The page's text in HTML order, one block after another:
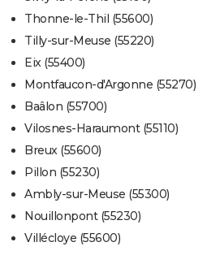
Thonne-le-Thil (55600)
Tilly-sur-Meuse (55220)
Eix (55400)
Montfaucon-d'Argonne (55270)
Baâlon (55700)
Vilosnes-Haraumont (55110)
Breux (55600)
Pillon (55230)
Ambly-sur-Meuse (55300)
Nouillonpont (55230)
Villécloye (55600)